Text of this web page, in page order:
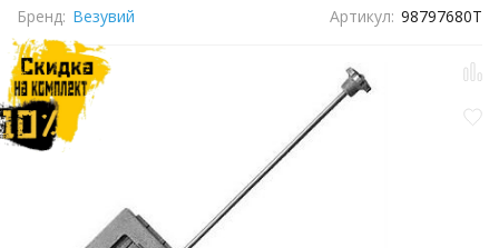
Бренд: Везувий Артикул: 98797680Т